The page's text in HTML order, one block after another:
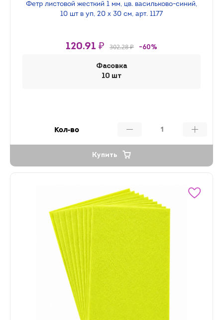
Фетр листовой жесткий 1 мм, цв. васильково-синий,
10 шт в уп, 20 х 30 см, арт. 1177
120.91 ₽ 302.28 ₽ -60%
Фасовка
10 шт
Кол-во
Купить